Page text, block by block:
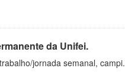
da Unifei.
jornada semanal, campi.